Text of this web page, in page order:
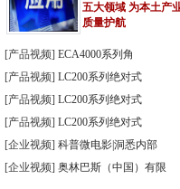
五大领域 为本土产
质量护航
[产品视频] ECA4000系列角
[产品视频] LC200系列绝对式
[产品视频] LC200系列绝对式
[产品视频] LC200系列绝对式
[企业视频] 科普微电影|洞悉内部
[企业视频] 奥林巴斯（中国）有限